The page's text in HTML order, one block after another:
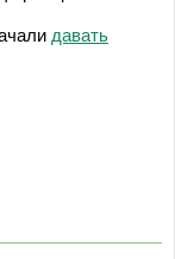
давать